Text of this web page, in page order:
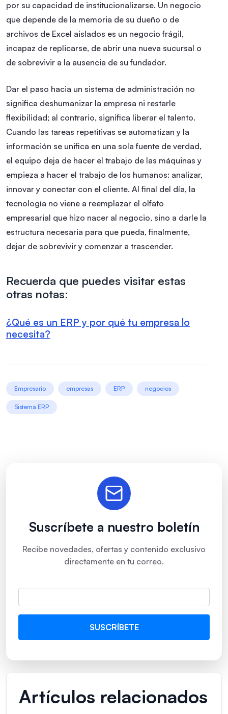
por su capacidad de institucionalizarse. Un negocio
que depende de la memoria de su dueño o de
archivos de Excel aislados es un negocio frágil,
incapaz de replicarse, de abrir una nueva sucursal o
de sobrevivir a la ausencia de su fundador.
Dar el paso hacia un sistema de administración no
significa deshumanizar la empresa ni restarle
flexibilidad; al contrario, significa liberar el talento.
Cuando las tareas repetitivas se automatizan y la
información se unifica en una sola fuente de verdad,
el equipo deja de hacer el trabajo de las máquinas y
empieza a hacer el trabajo de los humanos: analizar,
innovar y conectar con el cliente. Al final del día, la
tecnología no viene a reemplazar el olfato
empresarial que hizo nacer al negocio, sino a darle la
estructura necesaria para que pueda, finalmente,
dejar de sobrevivir y comenzar a trascender.
Recuerda que puedes visitar estas
otras notas:
¿Qué es un ERP y por qué tu empresa lo
necesita?
Empresario empresas ERP negocios
Sistema ERP
Suscríbete a nuestro boletín
Recibe novedades, ofertas y contenido exclusivo
directamente en tu correo.
Artículos relacionados